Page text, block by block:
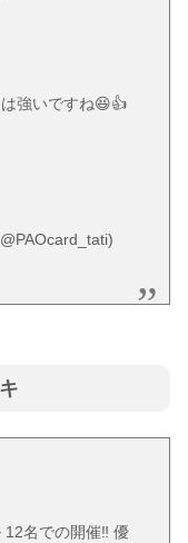
強いですね😆👍
名での開催‼️ 優